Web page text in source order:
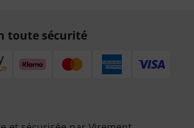
toute sécurité